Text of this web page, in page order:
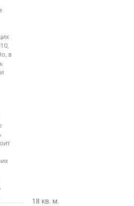
в
18 кв. м.